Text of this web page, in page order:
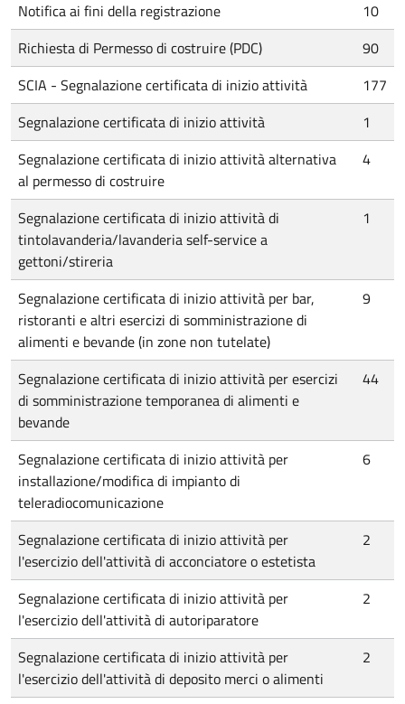
Notifica ai fini della registrazione
10
Richiesta di Permesso di costruire (PDC)
90
SCIA - Segnalazione certificata di inizio attività
177
Segnalazione certificata di inizio attività
1
Segnalazione certificata di inizio attività alternativa
al permesso di costruire
4
Segnalazione certificata di inizio attività di
tintolavanderia/lavanderia self-service a
gettoni/stireria
1
Segnalazione certificata di inizio attività per bar,
ristoranti e altri esercizi di somministrazione di
alimenti e bevande (in zone non tutelate)
9
Segnalazione certificata di inizio attività per esercizi
di somministrazione temporanea di alimenti e
bevande
44
Segnalazione certificata di inizio attività per
installazione/modifica di impianto di
teleradiocomunicazione
6
Segnalazione certificata di inizio attività per
l'esercizio dell'attività di acconciatore o estetista
2
Segnalazione certificata di inizio attività per
l'esercizio dell'attività di autoriparatore
2
Segnalazione certificata di inizio attività per
l'esercizio dell'attività di deposito merci o alimenti
2